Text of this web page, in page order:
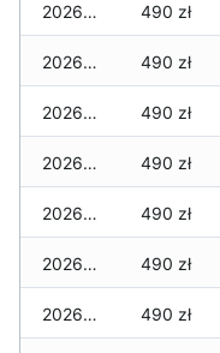
2026-03-24 490 zł
2026-03-23 490 zł
2026-03-22 490 zł
2026-03-21 490 zł
2026-03-20 490 zł
2026-03-19 490 zł
2026-03-18 490 zł